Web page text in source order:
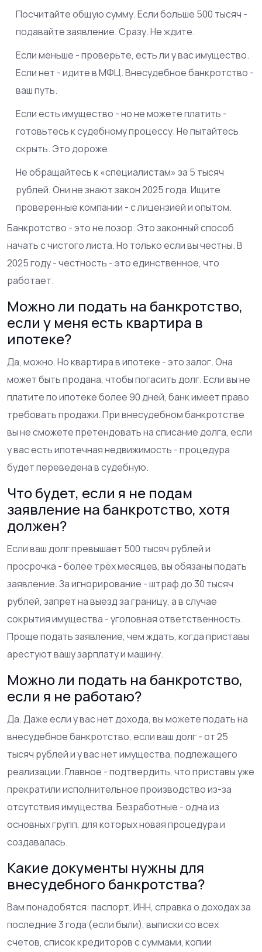
Посчитайте общую сумму. Если больше 500 тысяч -
подавайте заявление. Сразу. Не ждите.
Если меньше - проверьте, есть ли у вас имущество.
Если нет - идите в МФЦ. Внесудебное банкротство -
ваш путь.
Если есть имущество - но не можете платить -
готовьтесь к судебному процессу. Не пытайтесь
скрыть. Это дороже.
Не обращайтесь к «специалистам» за 5 тысяч
рублей. Они не знают закон 2025 года. Ищите
проверенные компании - с лицензией и опытом.
Банкротство - это не позор. Это законный способ
начать с чистого листа. Но только если вы честны. В
2025 году - честность - это единственное, что
работает.
Можно ли подать на банкротство,
если у меня есть квартира в
ипотеке?
Да, можно. Но квартира в ипотеке - это залог. Она
может быть продана, чтобы погасить долг. Если вы не
платите по ипотеке более 90 дней, банк имеет право
требовать продажи. При внесудебном банкротстве
вы не сможете претендовать на списание долга, если
у вас есть ипотечная недвижимость - процедура
будет переведена в судебную.
Что будет, если я не подам
заявление на банкротство, хотя
должен?
Если ваш долг превышает 500 тысяч рублей и
просрочка - более трёх месяцев, вы обязаны подать
заявление. За игнорирование - штраф до 30 тысяч
рублей, запрет на выезд за границу, а в случае
сокрытия имущества - уголовная ответственность.
Проще подать заявление, чем ждать, когда приставы
арестуют вашу зарплату и машину.
Можно ли подать на банкротство,
если я не работаю?
Да. Даже если у вас нет дохода, вы можете подать на
внесудебное банкротство, если ваш долг - от 25
тысяч рублей и у вас нет имущества, подлежащего
реализации. Главное - подтвердить, что приставы уже
прекратили исполнительное производство из-за
отсутствия имущества. Безработные - одна из
основных групп, для которых новая процедура и
создавалась.
Какие документы нужны для
внесудебного банкротства?
Вам понадобятся: паспорт, ИНН, справка о доходах за
последние 3 года (если были), выписки со всех
счетов, список кредиторов с суммами, копии